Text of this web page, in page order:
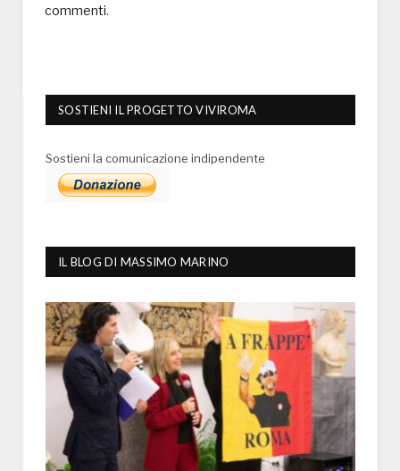
commenti.
SOSTIENI IL PROGETTO VIVIROMA
Sostieni la comunicazione indipendente
IL BLOG DI MASSIMO MARINO